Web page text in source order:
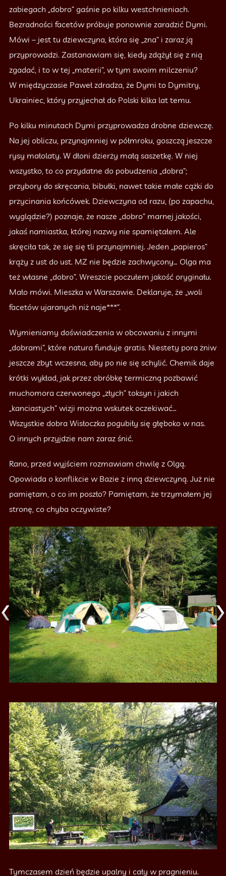
zabiegach „dobro” gaśnie po kilku westchnieniach.
Bezradności facetów próbuje ponownie zaradzić Dymi.
Mówi – jest tu dziewczyna, która się „zna” i zaraz ją
przyprowadzi. Zastanawiam się, kiedy zdążył się z nią
zgadać, i to w tej „materii”, w tym swoim milczeniu?
W międzyczasie Paweł zdradza, że Dymi to Dymitry,
Ukrainiec, który przyjechał do Polski kilka lat temu.
Po kilku minutach Dymi przyprowadza drobne dziewczę.
Na jej obliczu, przynajmniej w półmroku, goszczą jeszcze
rysy małolaty. W dłoni dzierży małą saszetkę. W niej
wszystko, to co przydatne do pobudzenia „dobra”;
przybory do skręcania, bibułki, nawet takie małe cążki do
przycinania końcówek. Dziewczyna od razu, (po zapachu,
wyglądzie?) poznaje, że nasze „dobro” marnej jakości,
jakaś namiastka, której nazwy nie spamiętałem. Ale
skręciła tak, że się się tli przynajmniej. Jeden „papieros”
krąży z ust do ust. MZ nie będzie zachwycony… Olga ma
też własne „dobro”. Wreszcie poczułem jakość oryginału.
Mało mówi. Mieszka w Warszawie. Deklaruje, że „woli
facetów ujaranych niż naje***”.
Wymieniamy doświadczenia w obcowaniu z innymi
„dobrami”, które natura funduje gratis. Niestety pora żniw
jeszcze zbyt wczesna, aby po nie się schylić. Chemik daje
krótki wykład, jak przez obróbkę termiczną pozbawić
muchomora czerwonego „złych” toksyn i jakich
„kanciastych” wizji można wskutek oczekiwać…
Wszystkie dobra Wisłoczka pogubiły się głęboko w nas.
O innych przyjdzie nam zaraz śnić.
Rano, przed wyjściem rozmawiam chwilę z Olgą.
Opowiada o konflikcie w Bazie z inną dziewczyną. Już nie
pamiętam, o co im poszło? Pamiętam, że trzymałem jej
stronę, co chyba oczywiste?
Tymczasem dzień będzie upalny i cały w pragnieniu.